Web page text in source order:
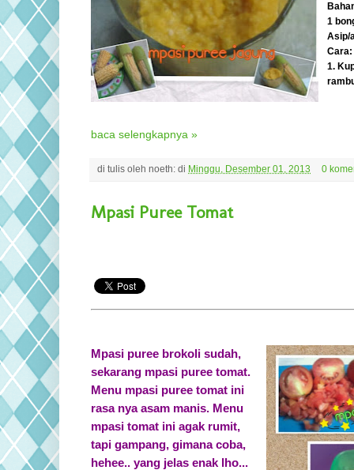
1
Asip/
Cara:
1.
baca selengkapnya »
di tulis oleh noeth: di Minggu, Desember 01, 2013 0
Mpasi Puree Tomat
Mpasi puree brokoli sudah,
sekarang mpasi puree tomat.
Menu mpasi puree tomat ini
rasa nya asam manis. Menu
mpasi tomat ini agak rumit,
tapi gampang, gimana coba,
hehee.. yang jelas enak lho...